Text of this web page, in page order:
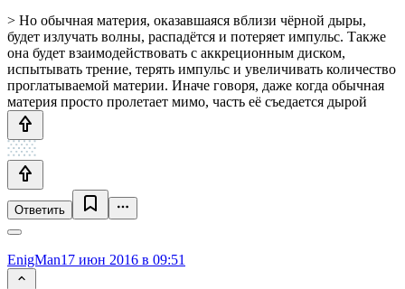
> Но обычная материя, оказавшаяся вблизи чёрной дыры,
будет излучать волны, распадётся и потеряет импульс. Также
она будет взаимодействовать с аккреционным диском,
испытывать трение, терять импульс и увеличивать количество
проглатываемой материи. Иначе говоря, даже когда обычная
материя просто пролетает мимо, часть её съедается дырой
Ответить
EnigMan17 июн 2016 в 09:51